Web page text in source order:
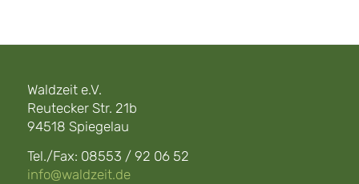
Waldzeit e.V.
Reutecker Str. 21b
94518 Spiegelau
Tel./Fax: 08553 / 92 06 52
info@waldzeit.de